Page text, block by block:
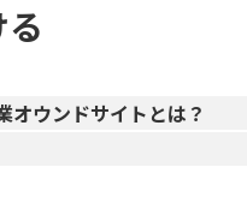
オウンドサイトとは？